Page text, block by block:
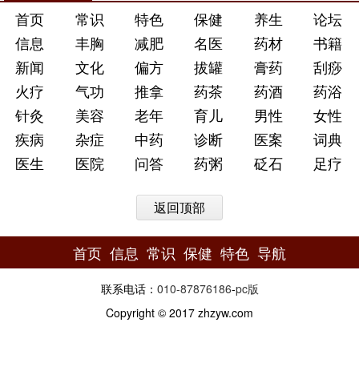
首页 常识 特色 保健 养生
论坛
信息
丰胸 减肥 名医 药材
书籍
新闻
文化 偏方 拔罐 膏药
刮痧
火疗
气功 推拿 药茶 药酒
药浴
针灸
美容 老年 育儿 男性
女性
疾病
杂症 中药 诊断 医案
词典
医生
医院 问答 药粥 砭石 足疗
返回顶部
首页 信息 常识 保健 特色 导航
联系电话： 010-87876186-pc版
Copyright © 2017 zhzyw.com